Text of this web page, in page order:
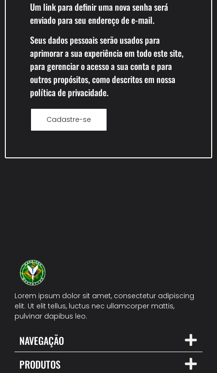
Um link para definir uma nova senha será
enviado para seu endereço de e-mail.
Seus dados pessoais serão usados para
aprimorar a sua experiência em todo este site,
para gerenciar o acesso a sua conta e para
outros propósitos, como descritos em nossa
política de privacidade.
Cadastre-se
Lorem ipsum dolor sit amet, consectetur adipiscing
elit. Ut elit tellus, luctus nec ullamcorper mattis,
pulvinar dapibus leo.
NAVEGAÇÃO
PRODUTOS